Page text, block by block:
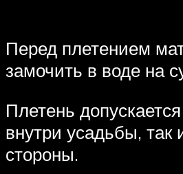
Перед плетением
замочить в воде на
Плетень
внутри усадьбы, так
стороны.